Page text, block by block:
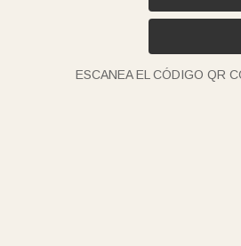
ESCANEA EL CÓDIGO QR